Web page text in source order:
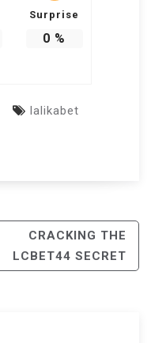
Surprise
0 %
lalikabet
CRACKING THE
LCBET44 SECRET